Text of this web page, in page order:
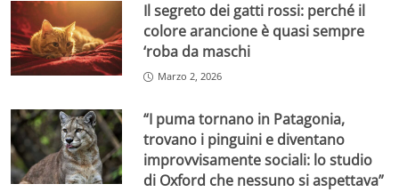
Il segreto dei gatti rossi: perché il
colore arancione è quasi sempre
‘roba da maschi
Marzo 2, 2026
“I puma tornano in Patagonia,
trovano i pinguini e diventano
improvvisamente sociali: lo studio
di Oxford che nessuno si aspettava”